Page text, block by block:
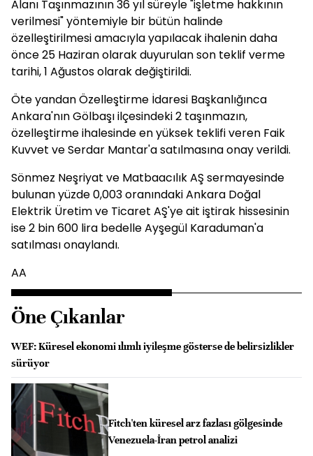
Alanı Taşınmazının 36 yıl süreyle "işletme hakkının
verilmesi" yöntemiyle bir bütün halinde
özelleştirilmesi amacıyla yapılacak ihalenin daha
önce 25 Haziran olarak duyurulan son teklif verme
tarihi, 1 Ağustos olarak değiştirildi.
Öte yandan Özelleştirme İdaresi Başkanlığınca
Ankara'nın Gölbaşı ilçesindeki 2 taşınmazın,
özelleştirme ihalesinde en yüksek teklifi veren Faik
Kuvvet ve Serdar Mantar'a satılmasına onay verildi.
Sönmez Neşriyat ve Matbaacılık AŞ sermayesinde
bulunan yüzde 0,003 oranındaki Ankara Doğal
Elektrik Üretim ve Ticaret AŞ'ye ait iştirak hissesinin
ise 2 bin 600 lira bedelle Ayşegül Karaduman'a
satılması onaylandı.
AA
Öne Çıkanlar
WEF: Küresel ekonomi ılımlı iyileşme gösterse de belirsizlikler
sürüyor
Fitch'ten küresel arz fazlası gölgesinde
Venezuela-İran petrol analizi